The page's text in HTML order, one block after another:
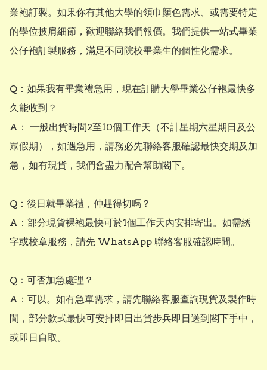
業袍訂製。如果你有其他大學的領巾顏色需求、或需要特定
的學位披肩細節，歡迎聯絡我們報價。我們提供一站式畢業
公仔袍訂製服務，滿足不同院校畢業生的個性化需求。
Q：如果我有畢業禮急用，現在訂購大學畢業公仔袍最快多
久能收到？
A： 一般出貨時間2至10個工作天（不計星期六星期日及公
眾假期），如遇急用，請務必先聯絡客服確認最快交期及加
急，如有現貨，我們會盡力配合幫助閣下。
Q：後日就畢業禮，仲趕得切嗎？
A：部分現貨裸袍最快可於1個工作天內安排寄出。如需綉
字或校章服務，請先 WhatsApp 聯絡客服確認時間。
Q：可否加急處理？
A：可以。如有急單需求，請先聯絡客服查詢現貨及製作時
間，部分款式最快可安排即日出貨步兵即日送到閣下手中，
或即日自取。